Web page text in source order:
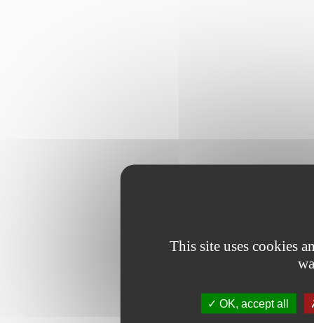
This site uses cookies
OK, accept all